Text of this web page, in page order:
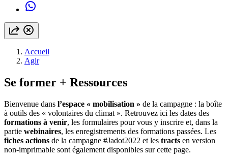
Accueil
Agir
Se former + Ressources
Bienvenue dans l’espace « mobilisation » de la campagne : la boîte
formations à venir, les formulaires pour vous y inscrire et, dans la
partie webinaires
fiches actions de la campagne #Jadot2022 et les tracts en version
non-imprimable sont également disponibles sur cette page.